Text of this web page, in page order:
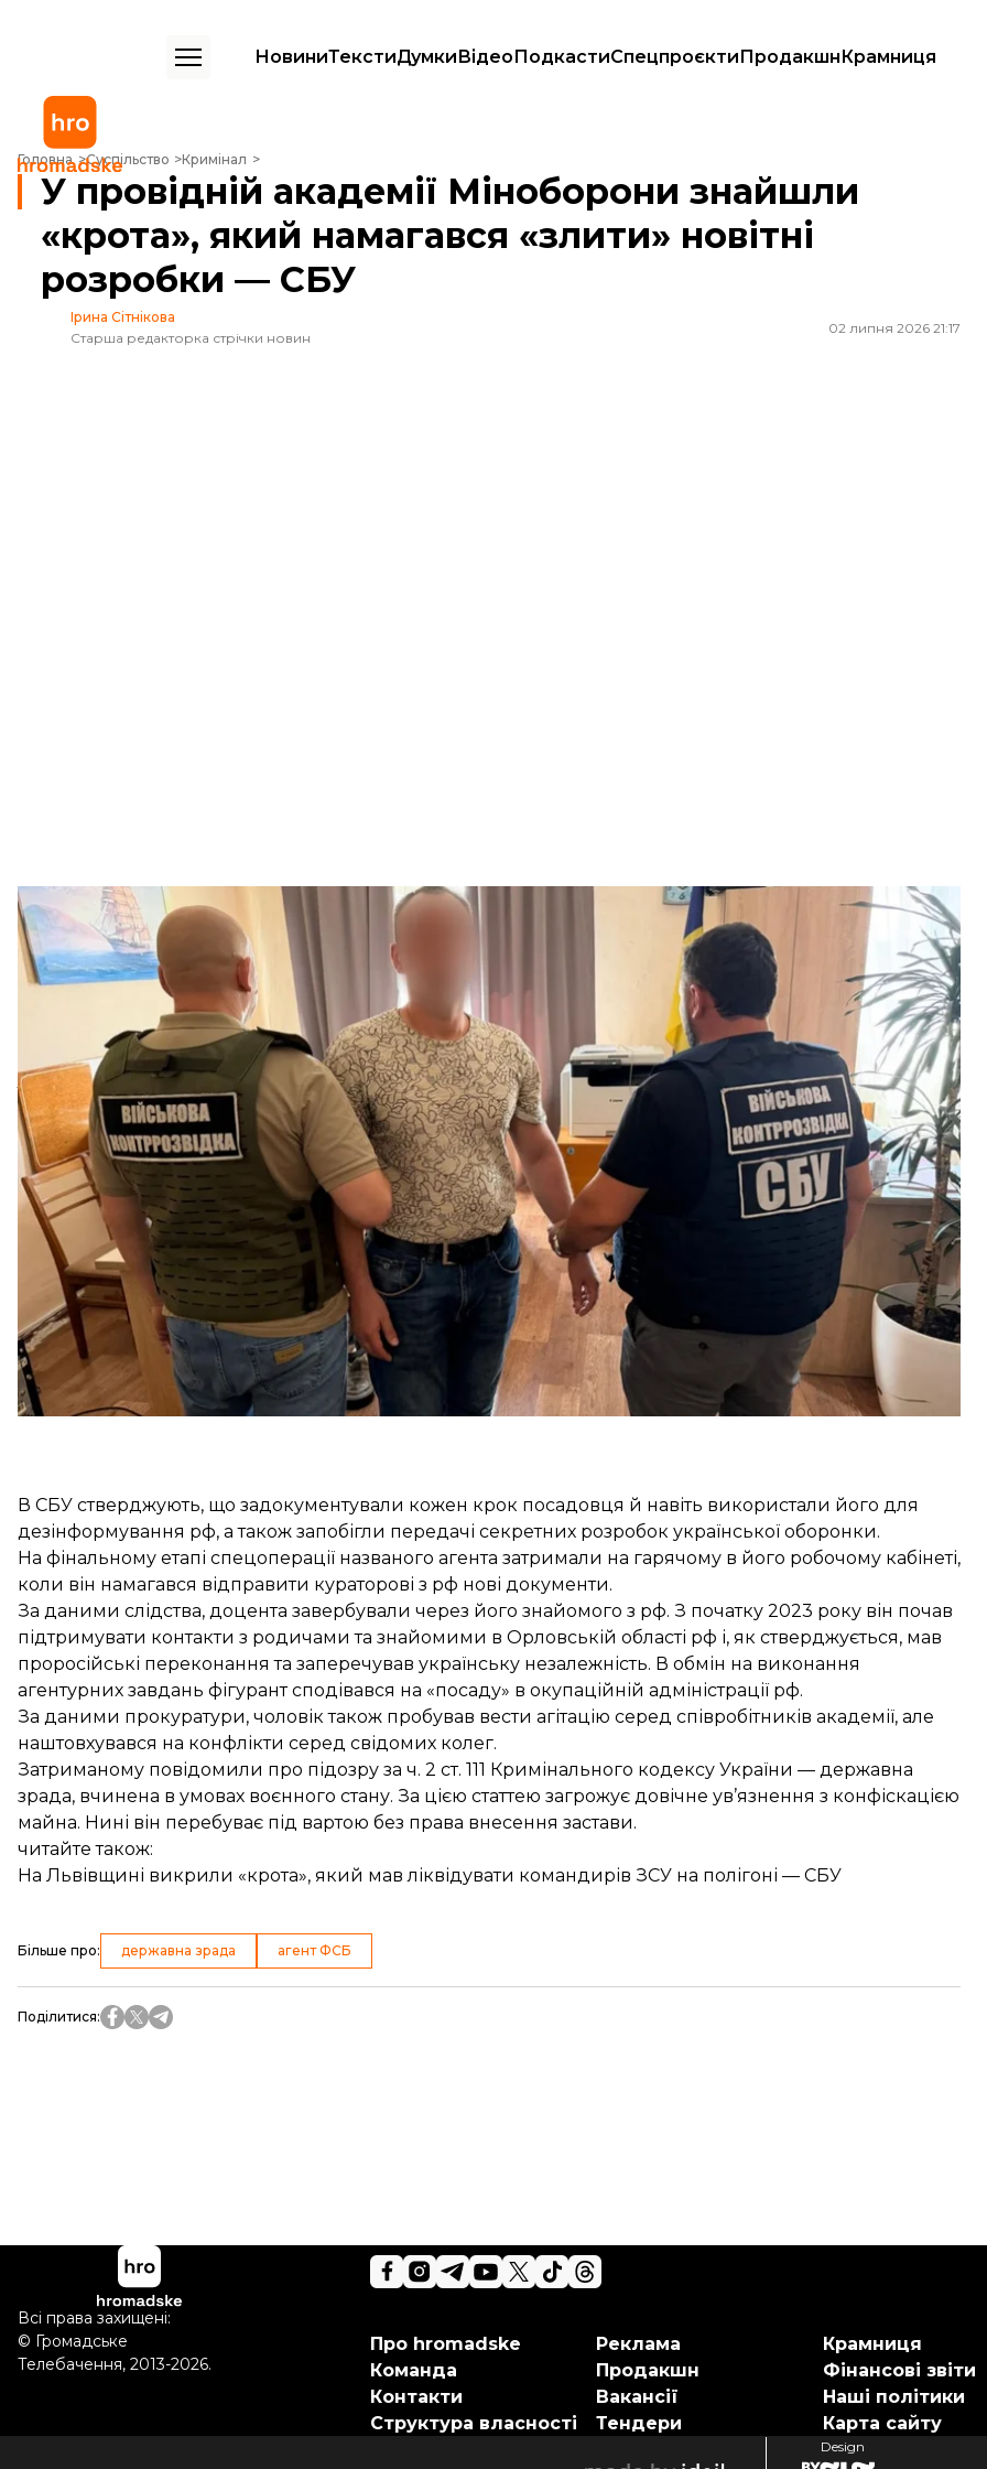
НовиниТекстиДумкиВідеоПодкастиСпецпроєктиПродакшнКрамниця
Головна Суспільство Кримінал
У провідній академії Міноборони знайшли «крота», який намагався «злити» новітні розробки — СБУ
У провідній академії Міноборони знайшли
«крота», який намагався «злити» новітні
розробки — СБУ
Ірина Сітнікова
Старша редакторка стрічки новин
02 липня 2026 21:17
Затриманий доцент
Військова контррозвідка Служби безпеки заявила про викриття «надважливого для рф агента»,
який шпигував в одній із провідних академій Міноборони України.
Про це повідомилиСлужба безпеки України таОдеська обласна прокуратура.
За даними слідства, «кротом» російської воєнної розвідки був доцент наукового центру, який мав
доступ до інформації з грифами «таємно» і «цілком таємно». На замовлення росіян він копіював
та пересилав проєктну документацію про новітні ударні дрони Сил оборони.
Також, за даними СБУ, посадовець безпідставно оцінював розробки українських виробників, які
проходили перевірку характеристик, неперспективними й непридатними до використання
в бойових умовах.
В СБУ стверджують, що задокументували кожен крок посадовця й навіть використали його для
дезінформування рф, а також запобігли передачі секретних розробок української оборонки.
На фінальному етапі спецоперації названого агента затримали на гарячому в його робочому кабінеті,
коли він намагався відправити кураторові з рф нові документи.
За даними слідства, доцента завербували через його знайомого з рф. З початку 2023 року він почав
підтримувати контакти з родичами та знайомими в Орловській області рф і, як стверджується, мав
проросійські переконання та заперечував українську незалежність. В обмін на виконання
агентурних завдань фігурант сподівався на «посаду» в окупаційній адміністрації рф.
За даними прокуратури, чоловік також пробував вести агітацію серед співробітників академії, але
наштовхувався на конфлікти серед свідомих колег.
Затриманому повідомили про підозру за ч. 2 ст. 111 Кримінального кодексу України — державна
зрада, вчинена в умовах воєнного стану. За цією статтею загрожує довічне ув’язнення з конфіскацією
майна. Нині він перебуває під вартою без права внесення застави.
читайте також:
На Львівщині викрили «крота», який мав ліквідувати командирів ЗСУ на полігоні — СБУ
Більше про: державна зрада агент ФСБ
Поділитися:
Про hromadske
Команда
Контакти
Структура власності
Реклама
Продакшн
Вакансії
Тендери
Крамниця
Фінансові звіти
Наші політики
Карта сайту
Всі права захищені:
© Громадське
Телебачення, 2013-2026.
Design